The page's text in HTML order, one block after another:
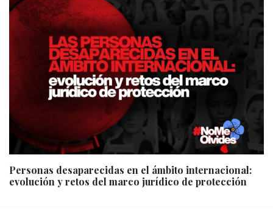
Personas desaparecidas en el ámbito internacional:
evolución y retos del marco jurídico de protección